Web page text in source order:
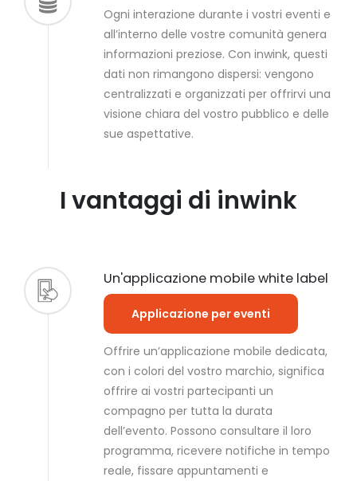
Ogni interazione durante i vostri eventi e
all’interno delle vostre comunità genera
informazioni preziose. Con inwink, questi
dati non rimangono dispersi: vengono
centralizzati e organizzati per offrirvi una
visione chiara del vostro pubblico e delle
sue aspettative.
I vantaggi di inwink
Un'applicazione mobile white label
Applicazione per eventi
Offrire un’applicazione mobile dedicata,
con i colori del vostro marchio, significa
offrire ai vostri partecipanti un
compagno per tutta la durata
dell’evento. Possono consultare il loro
programma, ricevere notifiche in tempo
reale, fissare appuntamenti e